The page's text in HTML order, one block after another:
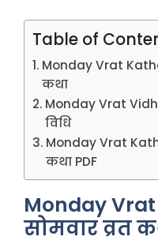
Table of
Monday Vrat
कथा
Monday Vrat
विधि
Monday Vrat
कथा PDF
Monday
सोमवार व्रत